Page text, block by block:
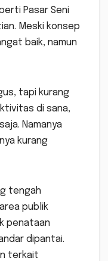
Pasar Seni
Meski konsep
baik, namun
tapi kurang
di sana,
Namanya
kurang
tengah
publik
penataan
dipantai.
terkait